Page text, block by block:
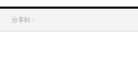
分享到：